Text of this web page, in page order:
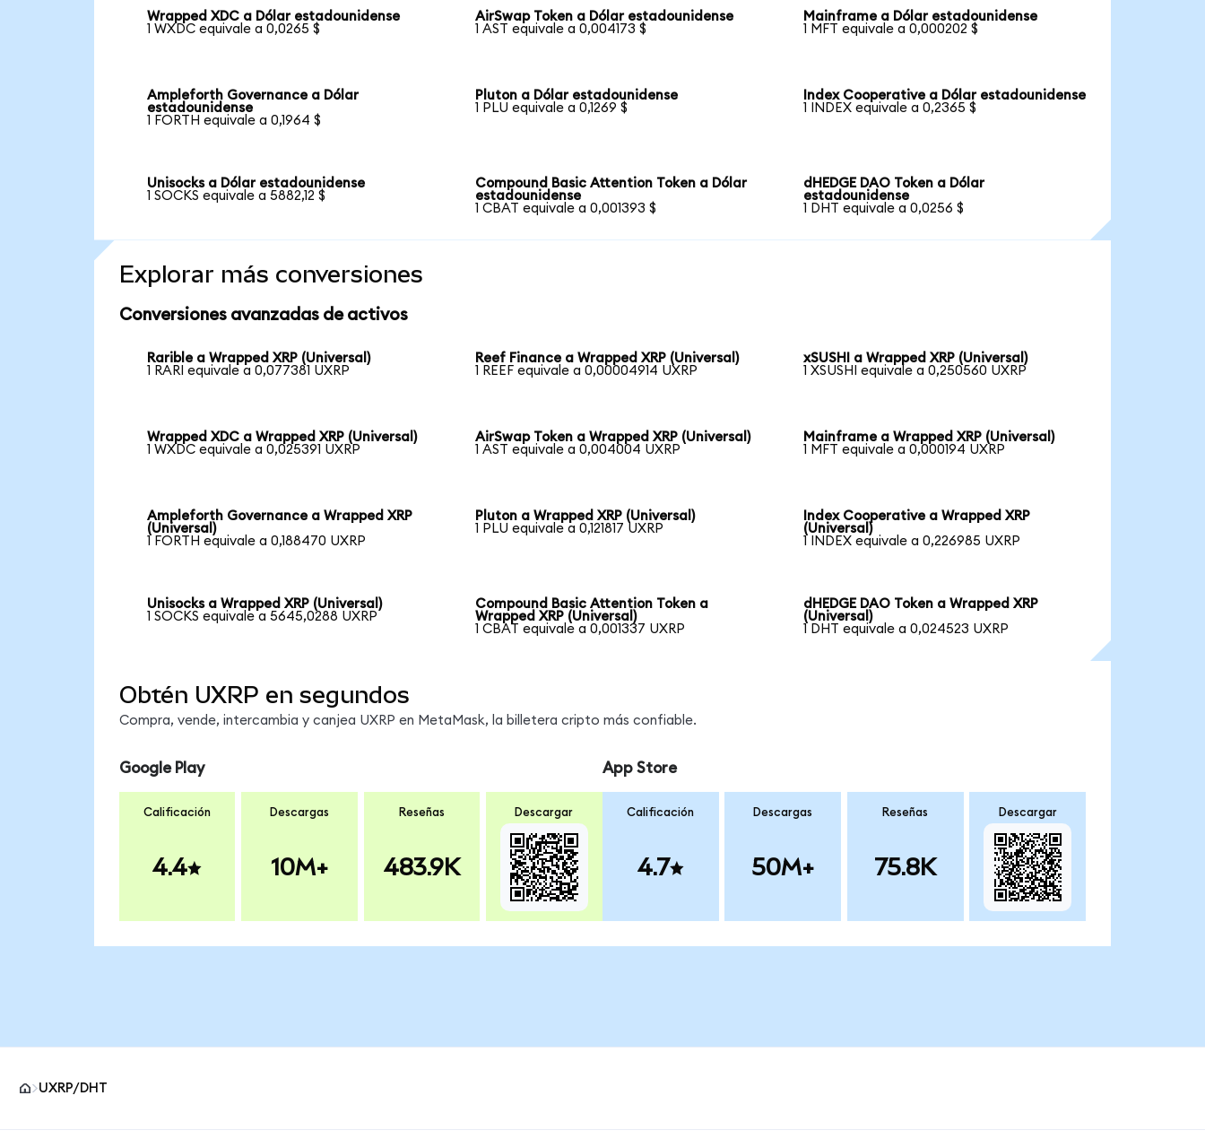
Wrapped XDC a Dólar estadounidense
1 WXDC equivale a 0,0265 $
AirSwap Token a Dólar estadounidense
1 AST equivale a 0,004173 $
Mainframe a Dólar estadounidense
1 MFT equivale a 0,000202 $
Ampleforth Governance a Dólar
estadounidense
1 FORTH equivale a 0,1964 $
Pluton a Dólar estadounidense
1 PLU equivale a 0,1269 $
Index Cooperative a Dólar estadounidense
1 INDEX equivale a 0,2365 $
Unisocks a Dólar estadounidense
1 SOCKS equivale a 5882,12 $
Compound Basic Attention Token a Dólar
estadounidense
1 CBAT equivale a 0,001393 $
dHEDGE DAO Token a Dólar
estadounidense
1 DHT equivale a 0,0256 $
Explorar más conversiones
Conversiones avanzadas de activos
Rarible a Wrapped XRP (Universal)
1 RARI equivale a 0,077381 UXRP
Reef Finance a Wrapped XRP (Universal)
1 REEF equivale a 0,00004914 UXRP
xSUSHI a Wrapped XRP (Universal)
1 XSUSHI equivale a 0,250560 UXRP
Wrapped XDC a Wrapped XRP (Universal)
1 WXDC equivale a 0,025391 UXRP
AirSwap Token a Wrapped XRP (Universal)
1 AST equivale a 0,004004 UXRP
Mainframe a Wrapped XRP (Universal)
1 MFT equivale a 0,000194 UXRP
Ampleforth Governance a Wrapped XRP
(Universal)
1 FORTH equivale a 0,188470 UXRP
Pluton a Wrapped XRP (Universal)
1 PLU equivale a 0,121817 UXRP
Index Cooperative a Wrapped XRP
(Universal)
1 INDEX equivale a 0,226985 UXRP
Unisocks a Wrapped XRP (Universal)
1 SOCKS equivale a 5645,0288 UXRP
Compound Basic Attention Token a
Wrapped XRP (Universal)
1 CBAT equivale a 0,001337 UXRP
dHEDGE DAO Token a Wrapped XRP
(Universal)
1 DHT equivale a 0,024523 UXRP
Obtén UXRP en segundos
Compra, vende, intercambia y canjea UXRP en MetaMask, la billetera cripto más confiable.
Google Play
Calificación
4.4
Descargas
10M+
Reseñas
483.9K
Descargar
App Store
Calificación
4.7
Descargas
50M+
Reseñas
75.8K
Descargar
UXRP/DHT